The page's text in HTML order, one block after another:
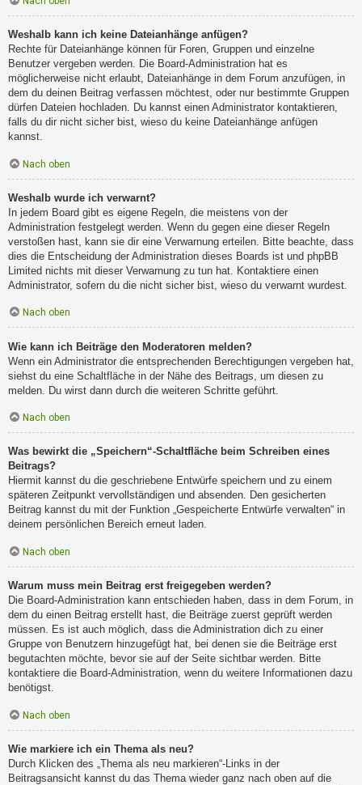
Weshalb kann ich keine Dateianhänge anfügen?
Rechte für Dateianhänge können für Foren, Gruppen und einzelne
Benutzer vergeben werden. Die Board-Administration hat es
möglicherweise nicht erlaubt, Dateianhänge in dem Forum anzufügen, in
dem du deinen Beitrag verfassen möchtest, oder nur bestimmte Gruppen
dürfen Dateien hochladen. Du kannst einen Administrator kontaktieren,
falls du dir nicht sicher bist, wieso du keine Dateianhänge anfügen
kannst.
Nach oben
Weshalb wurde ich verwarnt?
In jedem Board gibt es eigene Regeln, die meistens von der
Administration festgelegt werden. Wenn du gegen eine dieser Regeln
verstoßen hast, kann sie dir eine Verwarnung erteilen. Bitte beachte, dass
dies die Entscheidung der Administration dieses Boards ist und phpBB
Limited nichts mit dieser Verwarnung zu tun hat. Kontaktiere einen
Administrator, sofern du die nicht sicher bist, wieso du verwarnt wurdest.
Nach oben
Wie kann ich Beiträge den Moderatoren melden?
Wenn ein Administrator die entsprechenden Berechtigungen vergeben hat,
siehst du eine Schaltfläche in der Nähe des Beitrags, um diesen zu
melden. Du wirst dann durch die weiteren Schritte geführt.
Nach oben
Was bewirkt die „Speichern“-Schaltfläche beim Schreiben eines
Beitrags?
Hiermit kannst du die geschriebene Entwürfe speichern und zu einem
späteren Zeitpunkt vervollständigen und absenden. Den gesicherten
Beitrag kannst du mit der Funktion „Gespeicherte Entwürfe verwalten“ in
deinem persönlichen Bereich erneut laden.
Nach oben
Warum muss mein Beitrag erst freigegeben werden?
Die Board-Administration kann entschieden haben, dass in dem Forum, in
dem du einen Beitrag erstellt hast, die Beiträge zuerst geprüft werden
müssen. Es ist auch möglich, dass die Administration dich zu einer
Gruppe von Benutzern hinzugefügt hat, bei denen sie die Beiträge erst
begutachten möchte, bevor sie auf der Seite sichtbar werden. Bitte
kontaktiere die Board-Administration, wenn du weitere Informationen dazu
benötigst.
Nach oben
Wie markiere ich ein Thema als neu?
Durch Klicken des „Thema als neu markieren“-Links in der
Beitragsansicht kannst du das Thema wieder ganz nach oben auf die